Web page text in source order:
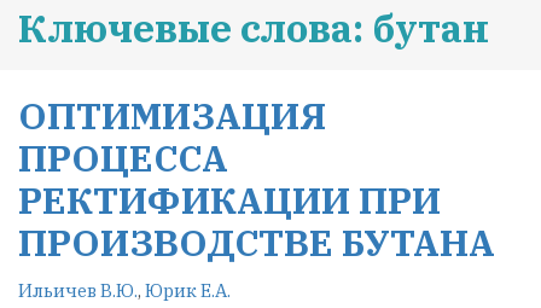
Ключевые слова: бутан
ОПТИМИЗАЦИЯ
ПРОЦЕССА
РЕКТИФИКАЦИИ ПРИ
ПРОИЗВОДСТВЕ БУТАНА
Ильичев В.Ю., Юрик Е.А.